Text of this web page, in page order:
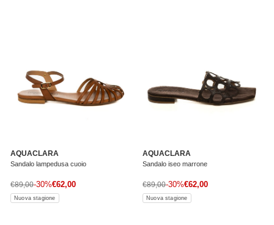
AQUACLARA
Sandalo lampedusa cuoio
Prezzo di vendita
€62,00
Prezzo normale
€89,00-30%
Nuova stagione
AQUACLARA
Sandalo iseo marrone
Prezzo di vendita
€62,00
Prezzo normale
€89,00-30%
Nuova stagione